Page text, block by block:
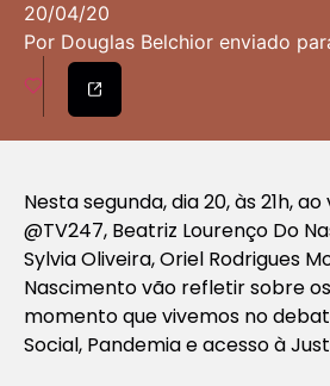
20/04/20
Por Douglas Belchior enviado
Nesta segunda, dia 20, às 21h,
@TV247, Beatriz Lourenço Do
Sylvia Oliveira, Oriel Rodrigues
Nascimento vão refletir sobre
momento que vivemos no
Social, Pandemia e acesso à